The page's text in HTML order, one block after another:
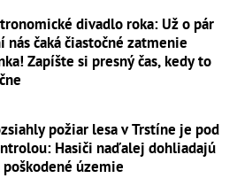
divadlo roka: Už o pár
nás čaká čiastočné zatmenie
Zapíšte si presný čas, kedy to
požiar lesa v Trstíne je pod
Hasiči naďalej dohliadajú
poškodené územie